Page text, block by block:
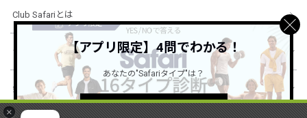
×
Club Safariとは
ショッピングガイド
会社概要・規約
【アプリ限定】4問でわかる！
あなたの"Safariタイプ"は？
詳しくはこちら ＞